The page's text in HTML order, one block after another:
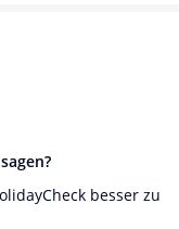
besser zu